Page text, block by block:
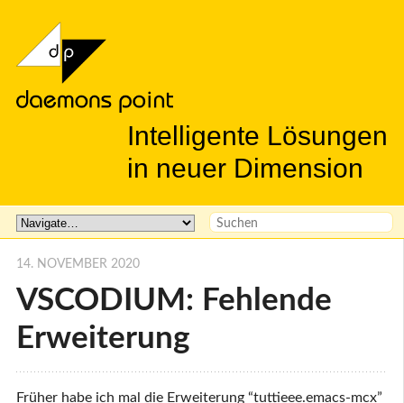
Intelligente Lösungen
in neuer Dimension
VSCODIUM: Fehlende
Erweiterung
14. NOVEMBER 2020
Früher habe ich mal die Erweiterung “tuttieee.emacs-mcx”